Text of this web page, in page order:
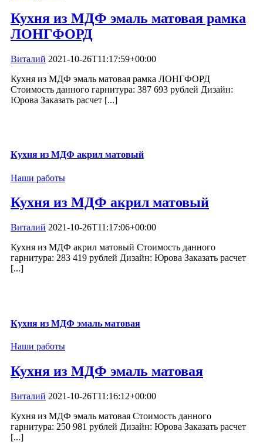
Кухня из МДФ эмаль матовая рамка
ЛОНГФОРД
Виталий 2021-10-26T11:17:59+00:00
Кухня из МДФ эмаль матовая рамка ЛОНГФОРД
Стоимость данного гарнитура: 387 693 рублей Дизайн:
Юрова Заказать расчет [...]
Кухня из МДФ акрил матовый
Наши работы
Кухня из МДФ акрил матовый
Виталий 2021-10-26T11:17:06+00:00
Кухня из МДФ акрил матовый Стоимость данного
гарнитура: 283 419 рублей Дизайн: Юрова Заказать расчет
[...]
Кухня из МДФ эмаль матовая
Наши работы
Кухня из МДФ эмаль матовая
Виталий 2021-10-26T11:16:12+00:00
Кухня из МДФ эмаль матовая Стоимость данного
гарнитура: 250 981 рублей Дизайн: Юрова Заказать расчет
[...]